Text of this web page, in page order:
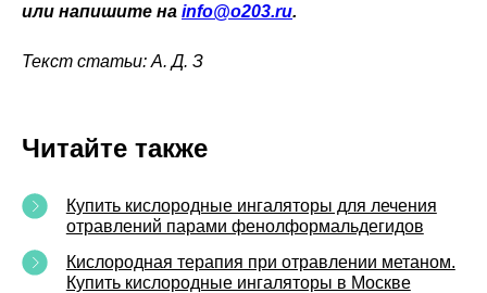
или напишите на info@o203.ru.
Текст статьи: А. Д. З
Читайте также
Купить кислородные ингаляторы для лечения
отравлений парами фенолформальдегидов
Кислородная терапия при отравлении метаном.
Купить кислородные ингаляторы в Москве
© 2026 ОOO «СеленФарм»